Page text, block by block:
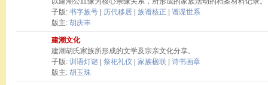
子版: 书字族号 历代移居 族谱核正
谱谍世系
版主: 胡庆丰
建潮文化
建潮胡氏家族所形成的文学及宗亲文化分享。
子版: 训语灯谜 祭祀礼仪 家族楹联
诗书画章
版主: 胡玉珠